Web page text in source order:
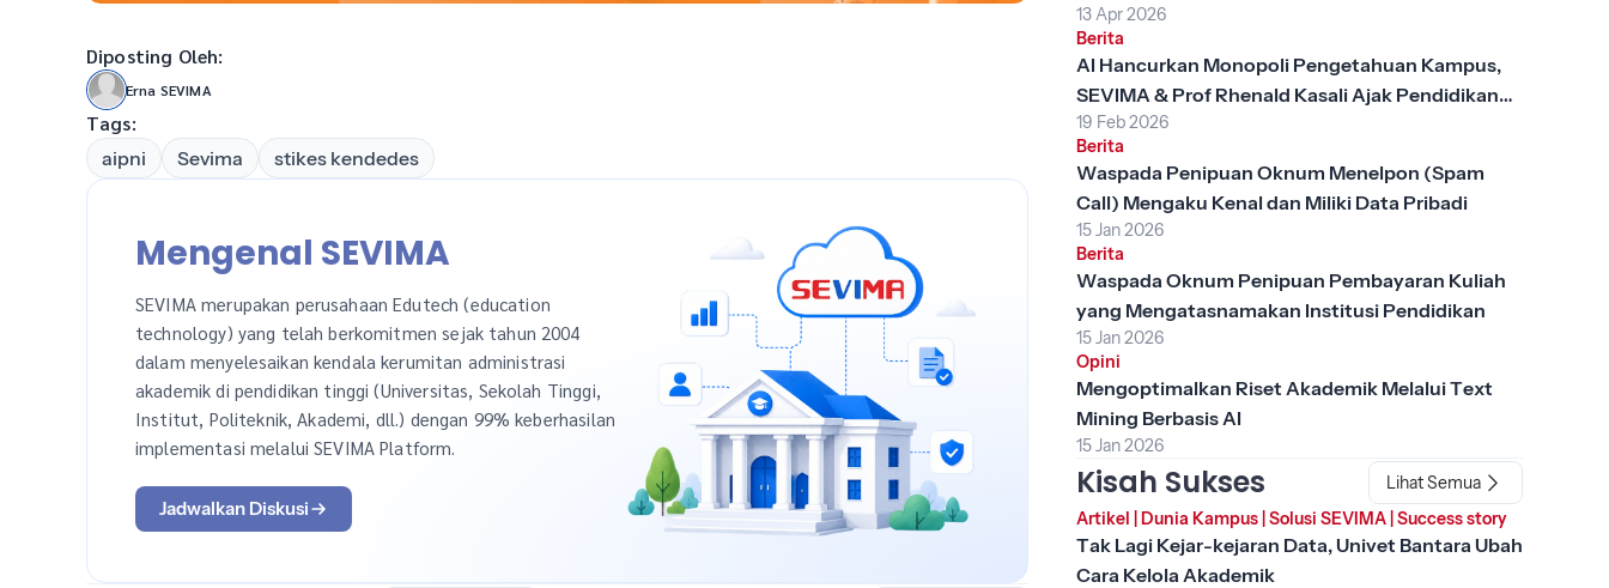
Diposting Oleh:
Erna SEVIMA
Tags:
aipni Sevima stikes kendedes
Mengenal SEVIMA
SEVIMA merupakan perusahaan Edutech (education
technology) yang telah berkomitmen sejak tahun 2004
dalam menyelesaikan kendala kerumitan administrasi
akademik di pendidikan tinggi (Universitas, Sekolah Tinggi,
Institut, Politeknik, Akademi, dll.) dengan 99% keberhasilan
implementasi melalui SEVIMA Platform.
Jadwalkan Diskusi
13 Apr 2026
Berita
AI Hancurkan Monopoli Pengetahuan Kampus,
SEVIMA & Prof Rhenald Kasali Ajak Pendidikan
Tinggi Berubah
19 Feb 2026
Berita
Waspada Penipuan Oknum Menelpon (Spam
Call) Mengaku Kenal dan Miliki Data Pribadi
15 Jan 2026
Berita
Waspada Oknum Penipuan Pembayaran Kuliah
yang Mengatasnamakan Institusi Pendidikan
15 Jan 2026
Opini
Mengoptimalkan Riset Akademik Melalui Text
Mining Berbasis AI
15 Jan 2026
Kisah Sukses
Lihat Semua
Artikel Dunia Kampus| Solusi SEVIMA| Success story
Tak Lagi Kejar-kejaran Data, Univet Bantara Ubah
Cara Kelola Akademik